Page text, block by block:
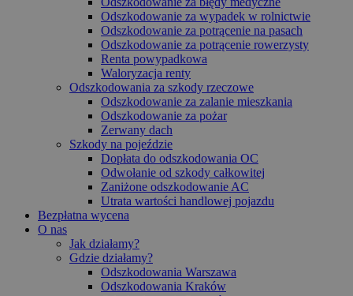
Odszkodowanie za wypadek w rolnictwie
Odszkodowanie za potrącenie na pasach
Odszkodowanie za potrącenie rowerzysty
Renta powypadkowa
Waloryzacja renty
Odszkodowania za szkody rzeczowe
Odszkodowanie za zalanie mieszkania
Odszkodowanie za pożar
Zerwany dach
Szkody na pojeździe
Dopłata do odszkodowania OC
Odwołanie od szkody całkowitej
Zaniżone odszkodowanie AC
Utrata wartości handlowej pojazdu
Bezpłatna wycena
O nas
Jak działamy?
Gdzie działamy?
Odszkodowania Warszawa
Odszkodowania Kraków